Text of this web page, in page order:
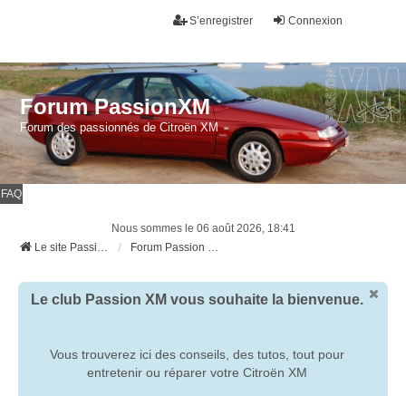
Connexion
S’enregistrer
Forum PassionXM
Forum des passionnés de Citroën XM
FAQ
Nous sommes le 06 août 2026, 18:41
Le site Passion XM
Forum Passion XM
Le club Passion XM vous souhaite la bienvenue.
Vous trouverez ici des conseils, des tutos, tout pour
entretenir ou réparer votre Citroën XM